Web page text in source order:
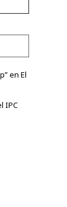
en El
IPC